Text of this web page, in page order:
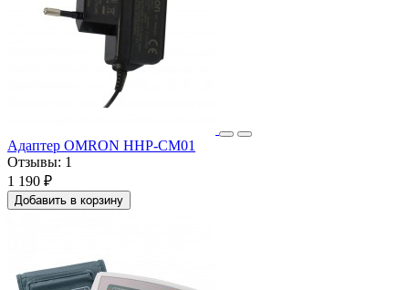
Адаптер OMRON HHP-CM01
Отзывы: 1
1 190 ₽
Добавить в корзину